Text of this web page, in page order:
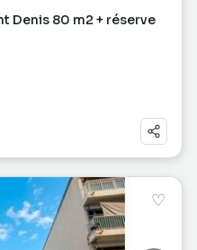
Denis 80 m2 + réserve
♡